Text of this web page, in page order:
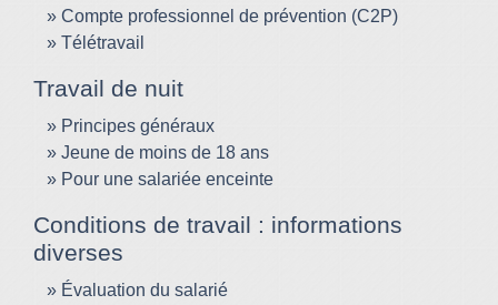
Compte professionnel de prévention (C2P)
Télétravail
Travail de nuit
Principes généraux
Jeune de moins de 18 ans
Pour une salariée enceinte
Conditions de travail : informations
diverses
Évaluation du salarié